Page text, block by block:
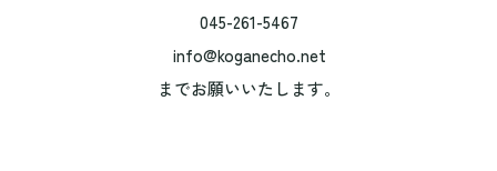
045-261-5467
info@koganecho.net
までお願いいたします。